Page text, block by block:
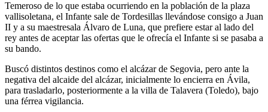
Temeroso de lo que estaba ocurriendo en la población de la plaza
vallisoletana, el Infante sale de Tordesillas llevándose consigo a Juan
II y a su maestresala Álvaro de Luna, que prefiere estar al lado del
rey antes de aceptar las ofertas que le ofrecía el Infante si se pasaba a
su bando.
Buscó distintos destinos como el alcázar de Segovia, pero ante la
negativa del alcaide del alcázar, inicialmente lo encierra en Ávila,
para trasladarlo, posteriormente a la villa de Talavera (Toledo), bajo
una férrea vigilancia.